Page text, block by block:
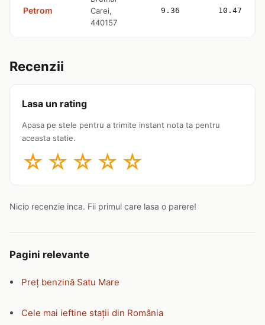
Petrom
Carei,
440157
9.36 10.47
Recenzii
Lasa un rating
Apasa pe stele pentru a trimite instant nota ta pentru
aceasta statie.
☆ ☆ ☆ ☆ ☆
Nicio recenzie inca. Fii primul care lasa o parere!
Pagini relevante
Preț benzină Satu Mare
Cele mai ieftine stații din România